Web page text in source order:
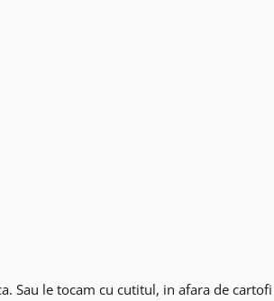
Sau le tocam cu cutitul, in afara de cartofi